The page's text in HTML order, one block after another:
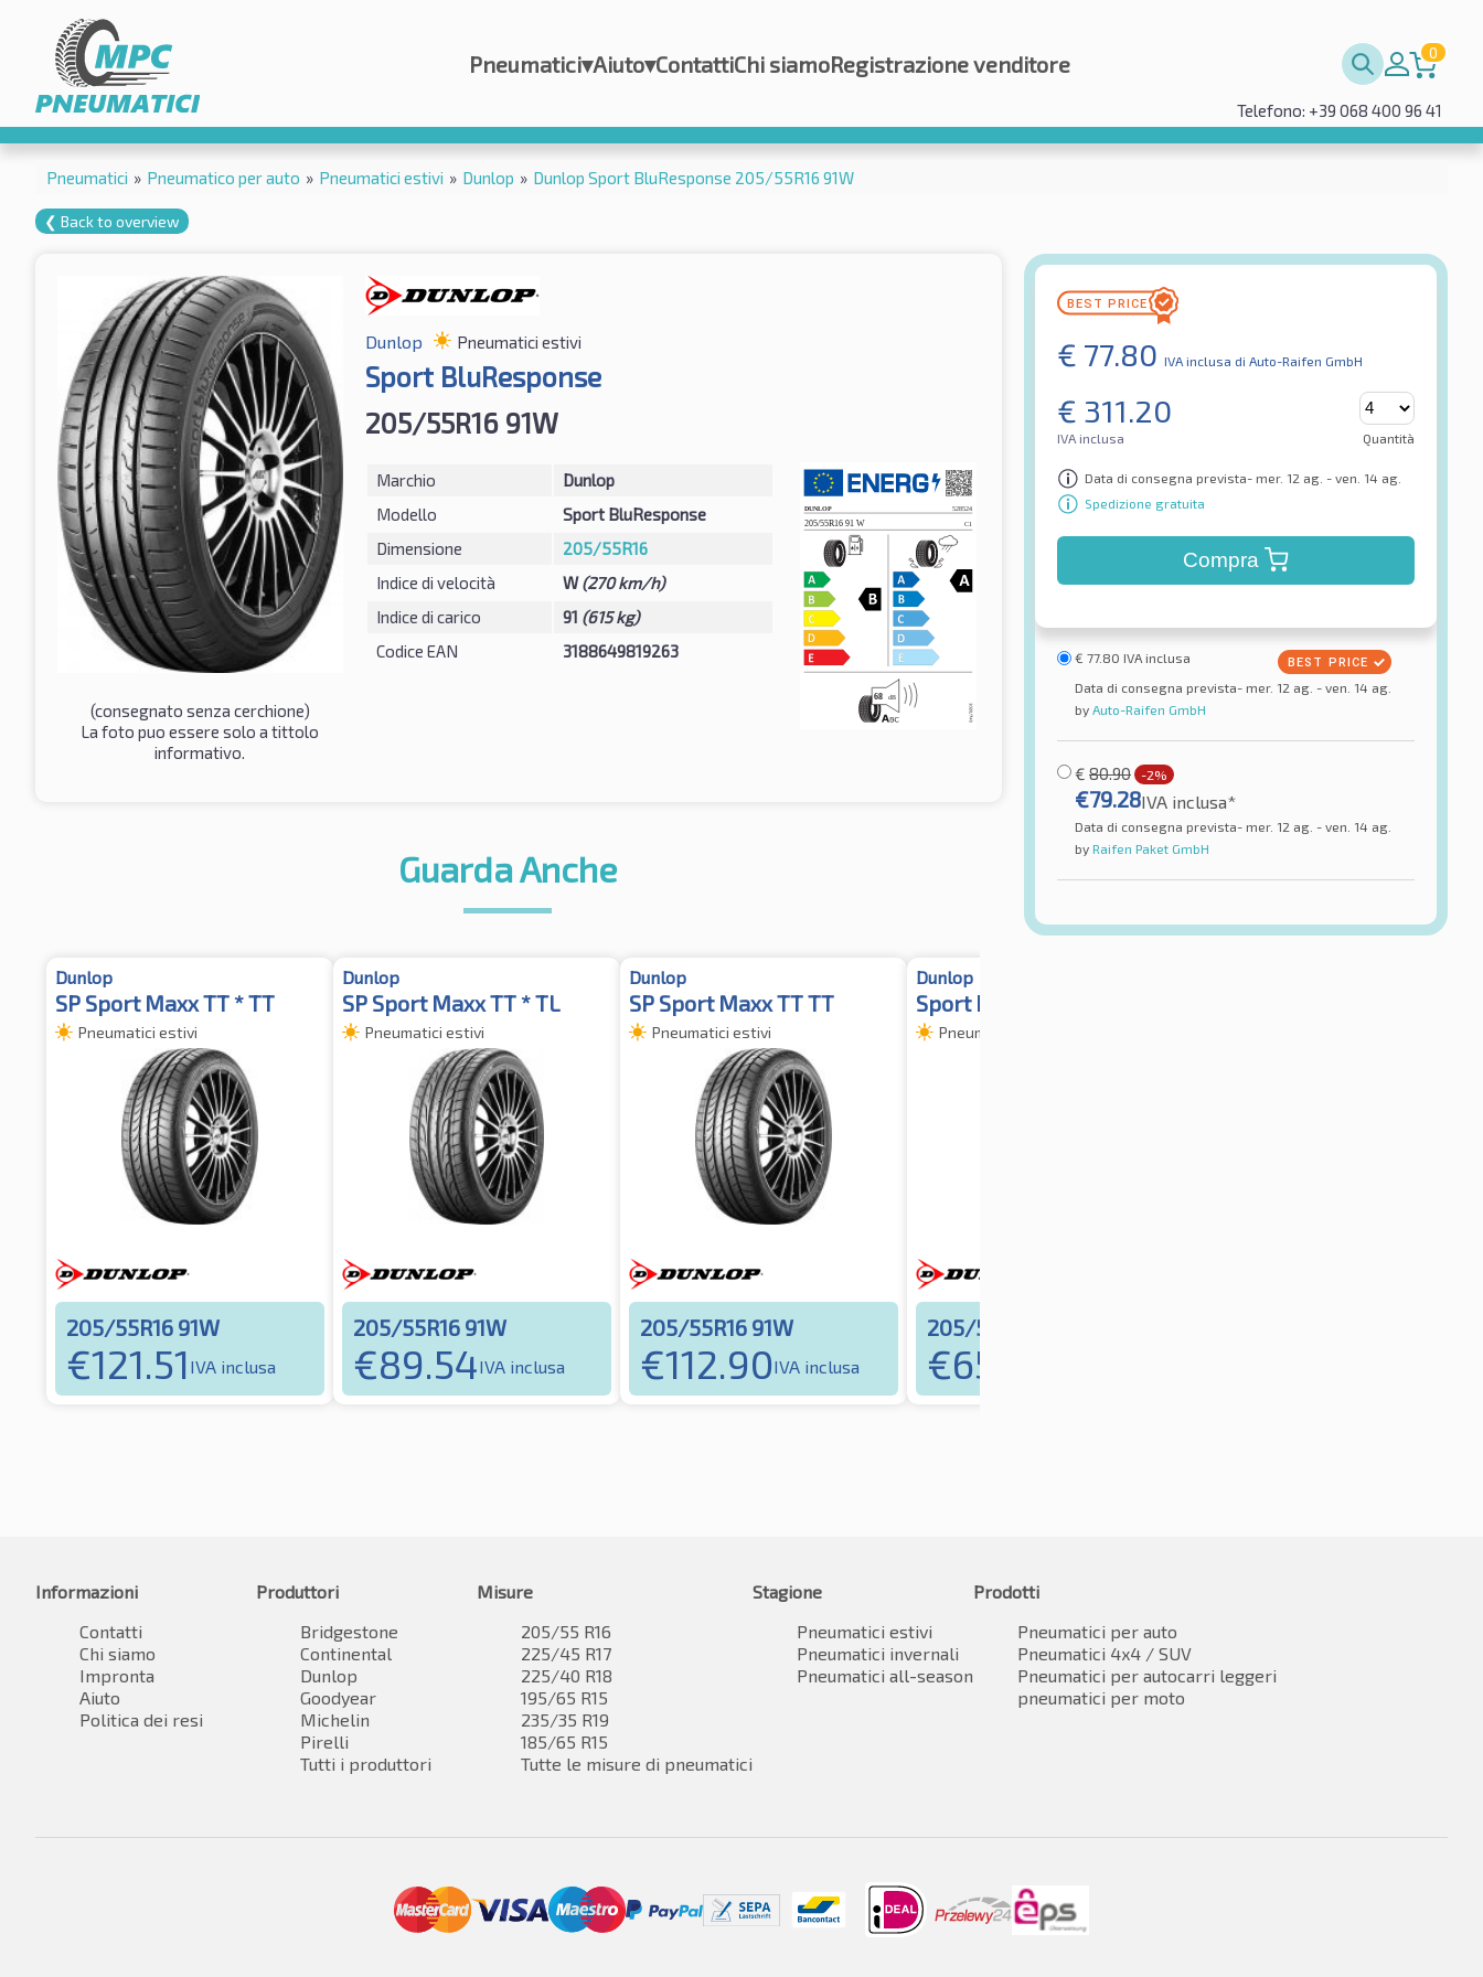
Pneumatici▾Aiuto▾ContattiChi siamoRegistrazione venditore 0
Telefono: +39 068 400 96 41
Pneumatici » Pneumatico per auto » Pneumatici estivi » Dunlop » Dunlop Sport BluResponse 205/55R16 91W
❮ Back to overview
(consegnato senza cerchione)
La foto puo essere solo a tittolo
informativo.
Dunlop Pneumatici estivi
Sport BluResponse
205/55R16 91W
Marchio
Dunlop
Modello
Sport BluResponse
Dimensione
205/55R16
Indice di velocità
W(270 km/h)
Indice di carico
91 (615 kg)
Codice EAN
3188649819263
€ 77.80 IVA inclusa di Auto-Raifen GmbH
€ 311.20
IVA inclusa Quantità
Data di consegna prevista- mer. 12 ag. - ven. 14 ag.
Spedizione gratuita
Compra
€ 77.80 IVA inclusa
Data di consegna prevista- mer. 12 ag. - ven. 14 ag.
by Auto-Raifen GmbH
€ 80.90 -2%
€79.28IVA inclusa*
Data di consegna prevista- mer. 12 ag. - ven. 14 ag.
by Raifen Paket GmbH
Guarda Anche
Dunlop
SP Sport Maxx TT * TT
Pneumatici estivi
205/55R16 91W
€121.51 IVA inclusa
Dunlop
SP Sport Maxx TT * TL
Pneumatici estivi
205/55R16 91W
€89.54IVA inclusa
Dunlop
SP Sport Maxx TT TT
Pneumatici estivi
205/55R16 91W
€112.90IVA inclusa
Dunlop
Sport BluResponse
Pneumatici estivi
205/55R16 91V
€65.51
Informazioni
Contatti
Chi siamo
Impronta
Aiuto
Politica dei resi
Produttori
Bridgestone
Continental
Dunlop
Goodyear
Michelin
Pirelli
Tutti i produttori
Misure
205/55 R16
225/45 R17
225/40 R18
195/65 R15
235/35 R19
185/65 R15
Tutte le misure di pneumatici
Stagione
Pneumatici estivi
Pneumatici invernali
Pneumatici all-season
Prodotti
Pneumatici per auto
Pneumatici 4x4 / SUV
Pneumatici per autocarri leggeri
pneumatici per moto